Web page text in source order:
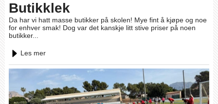
Butikklek
Da har vi hatt masse butikker på skolen! Mye fint å kjøpe og noe
for enhver smak! Dog var det kanskje litt stive priser på noen
butikker...
Les mer